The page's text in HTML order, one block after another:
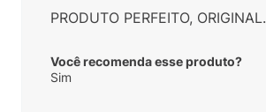
PRODUTO PERFEITO, ORIGINAL.
Você recomenda esse produto?
Sim